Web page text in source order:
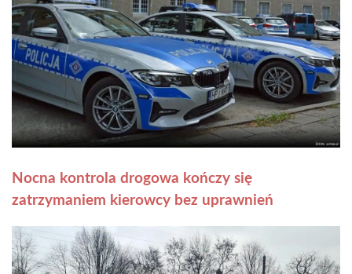
Nocna kontrola drogowa kończy się
zatrzymaniem kierowcy bez uprawnień